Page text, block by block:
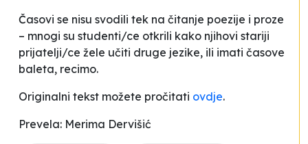
Časovi se nisu svodili tek na čitanje poezije i proze
– mnogi su studenti/ce otkrili kako njihovi stariji
prijatelji/ce žele učiti druge jezike, ili imati časove
baleta, recimo.
Originalni tekst možete pročitati ovdje.
Prevela: Merima Dervišić